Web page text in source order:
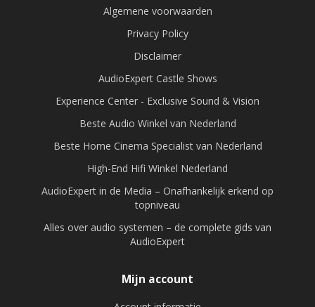
Algemene voorwaarden
Privacy Policy
Disclaimer
AudioExpert Castle Shows
Experience Center - Exclusive Sound & Vision
Beste Audio Winkel van Nederland
Beste Home Cinema Specialist van Nederland
High-End Hifi Winkel Nederland
AudioExpert in de Media – Onafhankelijk erkend op
topniveau
Alles over audio systemen – de complete gids van
AudioExpert
Mijn account